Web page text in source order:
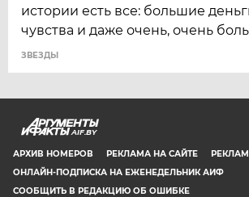
истории есть все: большие
чувства и даже очень, очень
ЗВЕЗДЫ
AIF.BY
АРХИВ НОМЕРОВ РЕКЛАМА НА САЙТЕ
ОНЛАЙН-ПОДПИСКА НА ЕЖЕНЕДЕЛЬНИК АИФ
СООБЩИТЬ В РЕДАКЦИЮ ОБ ОШИБКЕ